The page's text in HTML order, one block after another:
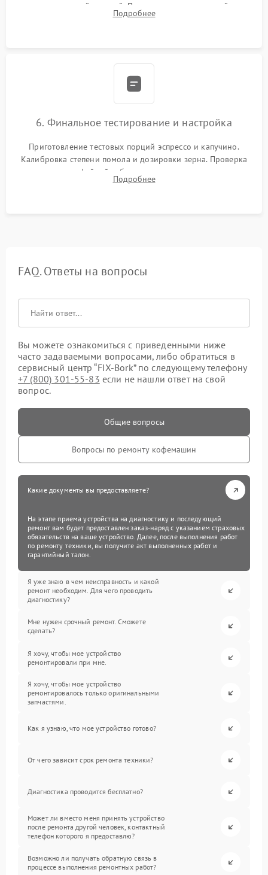
силиконовой смазкой. Проведение программной
декальцинации и очистки системы от кофейных масел.
Подробнее
6. Финальное тестирование и настройка
Приготовление тестовых порций эспрессо и капучино.
Калибровка степени помола и дозировки зерна. Проверка
плотности кофейной таблетки, температуры напитка и
качества молочной пены. Контроль отсутствия посторонних
Подробнее
FAQ. Ответы на вопросы
Вы можете ознакомиться с приведенными ниже
часто задаваемыми вопросами, либо обратиться в
сервисный центр “FIX-Bork” по следующему телефону
+7 (800) 301-55-83 если не нашли ответ на свой
вопрос.
Общие вопросы
Вопросы по ремонту кофемашин
Какие документы вы предоставляете?
На этапе приема устройства на диагностику и последующий
ремонт вам будет предоставлен заказ-наряд с указанием страховых
обязательств на ваше устройство. Далее, после выполнения работ
по ремонту техники, вы получите акт выполненных работ и
гарантийный талон.
Я уже знаю в чем неисправность и какой
ремонт необходим. Для чего проводить
диагностику?
Мне нужен срочный ремонт. Сможете
сделать?
Я хочу, чтобы мое устройство
ремонтировали при мне.
Я хочу, чтобы мое устройство
ремонтировалось только оригинальными
запчастями.
Как я узнаю, что мое устройство готово?
От чего зависит срок ремонта техники?
Диагностика проводится бесплатно?
Может ли вместо меня принять устройство
после ремонта другой человек, контактный
телефон которого я предоставлю?
Возможно ли получать обратную связь в
процессе выполнения ремонтных работ?